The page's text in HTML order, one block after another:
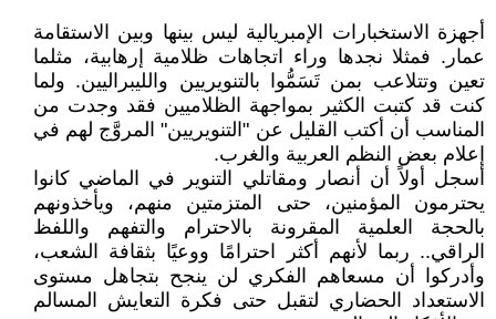
أجهزة الاستخبارات الإمبريالية ليس بينها وبين الاستقامة
عمار. فمثلا نجدها وراء اتجاهات ظلامية إرهابية، مثلما
تعين وتتلاعب بمن تَسَمُّوا بالتنويريين والليبراليين. ولما
كنت قد كتبت الكثير بمواجهة الظلاميين فقد وجدت من
المناسب أن أكتب القليل عن "التنويريين" المروَّج لهم في
إعلام بعض النظم العربية والغرب.
أسجل أولاً أن أنصار ومقاتلي التنوير في الماضي كانوا
يحترمون المؤمنين، حتى المتزمتين منهم، ويأخذونهم
بالحجة العلمية المقرونة بالاحترام والتفهم واللفظ
الراقي.. ربما لأنهم أكثر احترامًا ووعيًا بثقافة الشعب،
وأدركوا أن مسعاهم الفكري لن ينجح بتجاهل مستوى
الاستعداد الحضاري لتقبل حتى فكرة التعايش المسالم